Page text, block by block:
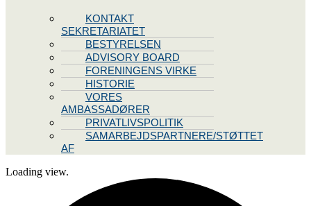
KONTAKT
SEKRETARIATET
BESTYRELSEN
ADVISORY BOARD
FORENINGENS VIRKE
HISTORIE
VORES
AMBASSADØRER
PRIVATLIVSPOLITIK
SAMARBEJDSPARTNERE/STØTTET
AF
Loading view.